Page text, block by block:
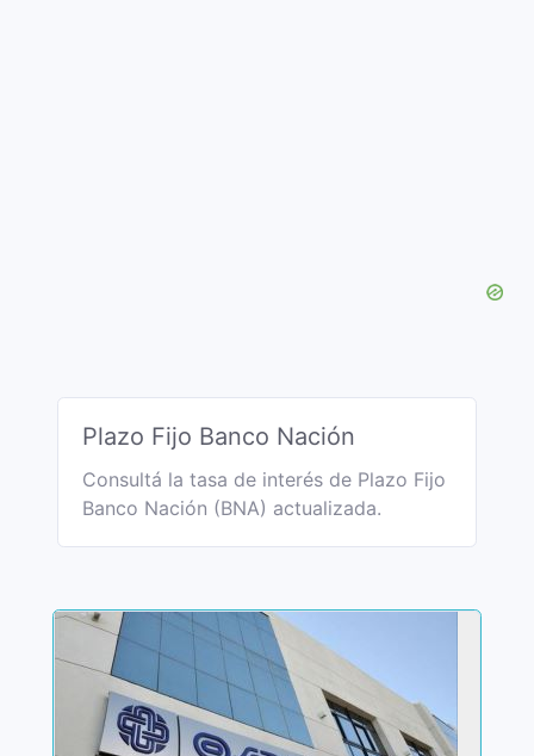
Plazo Fijo Banco Nación
Consultá la tasa de interés de Plazo Fijo
Banco Nación (BNA) actualizada.